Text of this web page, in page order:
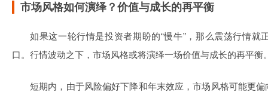
市场风格如何演绎？价值与成长的再平衡
如果这一轮行情是投资者期盼的“慢牛”，那么震荡行情就
口。行情波动之下，市场风格或将演绎一场价值与成长的再平衡
短期内，由于风险偏好下降和年末效应，市场风格可能更